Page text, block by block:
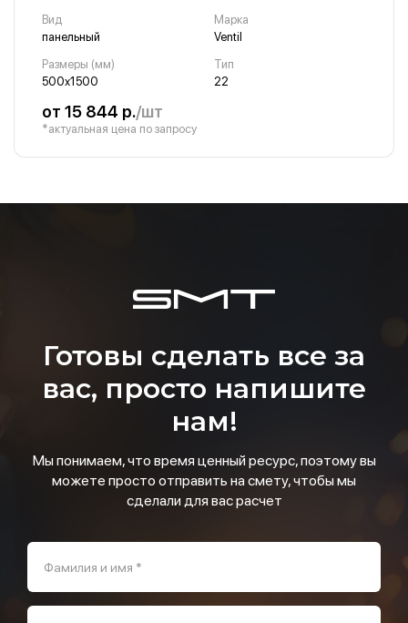
Вид
панельный
Марка
Ventil
Размеры (мм)
500х1500
Тип
22
от 15 844 р./шт
*актуальная цена по запросу
Готовы сделать все за
вас, просто напишите
нам!
Мы понимаем, что время ценный ресурс, поэтому вы
можете просто отправить на смету, чтобы мы
сделали для вас расчет
Фамилия и имя *